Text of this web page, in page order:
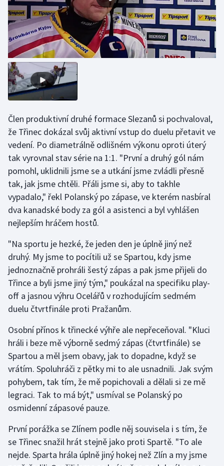
Florbal
Futsal
Golf
Gymnastika
Jezdectví
Judo
Krasobruslení
Lezení
Lyže a snowboard
Moderní pětiboj
Motorsport
Olympijské hry
Parasport
Plavání
Plážový volejbal
Ragby
Rychlobruslení
Rychlostní kanoistika
Člen produktivní druhé formace Slezanů si pochvaloval,
že Třinec dokázal svůj aktivní vstup do duelu přetavit ve
vedení. Po diametrálně odlišném výkonu oproti úterý
tak vyrovnal stav série na 1:1. "První a druhý gól nám
pomohl, uklidnili jsme se a utkání jsme zvládli přesně
tak, jak jsme chtěli. Přáli jsme si, aby to takhle
vypadalo," řekl Polanský po zápase, ve kterém nasbíral
dva kanadské body za gól a asistenci a byl vyhlášen
nejlepším hráčem hostů.
"Na sportu je hezké, že jeden den je úplně jiný než
druhý. My jsme to pocítili už se Spartou, kdy jsme
jednoznačně prohráli šestý zápas a pak jsme přijeli do
Třince a byli jsme jiný tým," poukázal na specifiku play-
off a jasnou výhru Ocelářů v rozhodujícím sedmém
duelu čtvrtfinále proti Pražanům.
Osobní přínos k třinecké výhře ale nepřeceňoval. "Kluci
hráli i beze mě výborně sedmý zápas (čtvrtfinále) se
Spartou a měl jsem obavy, jak to dopadne, když se
vrátím. Spoluhráči z pětky mi to ale usnadnili. Jak svým
pohybem, tak tím, že mě popichovali a dělali si ze mě
legraci. Tak to má být," usmíval se Polanský po
osmidenní zápasové pauze.
První porážka se Zlínem podle něj souvisela i s tím, že
se Třinec snažil hrát stejně jako proti Spartě. "To ale
nejde. Sparta hrála úplně jiný hokej než Zlín a my jsme